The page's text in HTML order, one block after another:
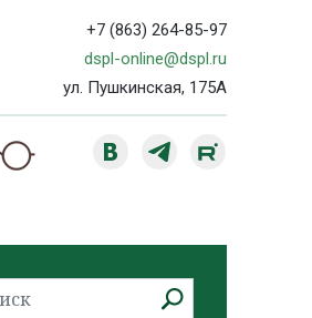
+7 (863) 264-85-97
dspl-online@dspl.ru
ул. Пушкинская, 175А